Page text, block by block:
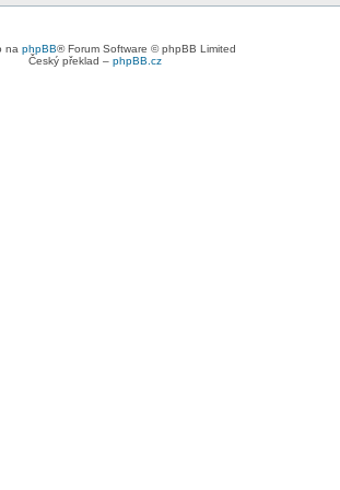
na phpBB® Forum Software © phpBB Limited
Český překlad – phpBB.cz